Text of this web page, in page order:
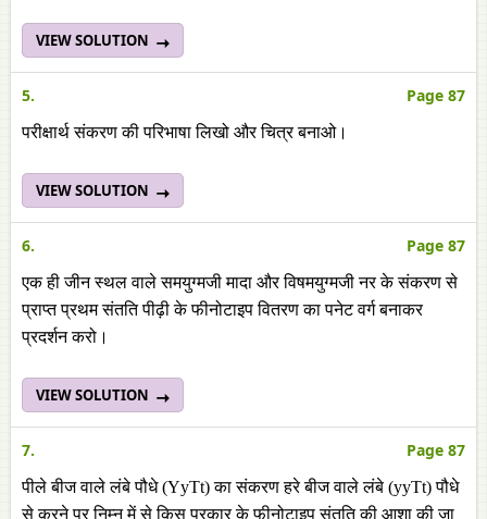
VIEW SOLUTION
5. Page 87
परीक्षार्थ संकरण की परिभाषा लिखो और चित्र बनाओ।
VIEW SOLUTION
6. Page 87
एक ही जीन स्थल वाले समयुग्मजी मादा और विषमयुग्मजी नर के संकरण से
प्राप्त प्रथम संतति पीढ़ी के फीनोटाइप वितरण का पनेट वर्ग बनाकर
प्रदर्शन करो।
VIEW SOLUTION
7. Page 87
पीले बीज वाले लंबे पौधे (YyTt) का संकरण हरे बीज वाले लंबे (yyTt) पौधे
से करने पर निम्न में से किस प्रकार के फीनोटाइप संतति की आशा की जा